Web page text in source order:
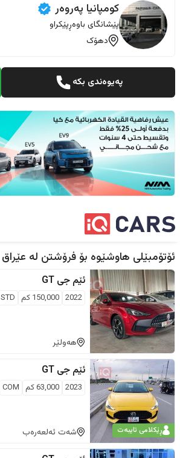
کومپانيا پەروەر
پێشانگای باوەڕپێکراو
دهۆک
پەیوەندی بکە
ئۆتۆمبێلی هاوشێوە بۆ فرۆشتن لە عێراق
ئێم جی GT
2022
150,000 كم STD
هەولێر
ڕێکلامی تایبەت
ئێم جی GT
2023
63,000كم COM
شەت ئەلعەرەب